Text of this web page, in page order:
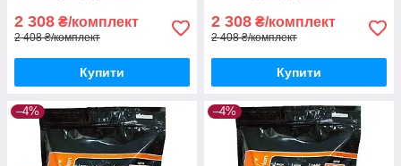
2 308 ₴/комплект
2 408 ₴/комплект
Купити
2 308 ₴/комплект
2 408 ₴/комплект
Купити
–4% –4%